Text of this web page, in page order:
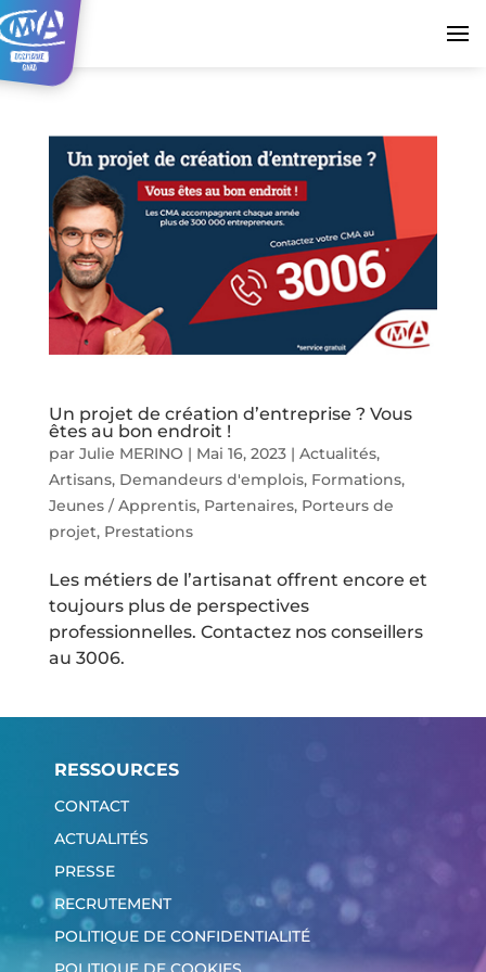
Un projet de création d’entreprise ? Vous
êtes au bon endroit !
par Julie MERINO | Mai 16, 2023| Actualités,
Artisans, Demandeurs d'emplois, Formations,
Jeunes / Apprentis, Partenaires, Porteurs de
projet, Prestations
Les métiers de l’artisanat offrent encore et
toujours plus de perspectives
professionnelles. Contactez nos conseillers
au 3006.
RESSOURCES
CONTACT
ACTUALITÉS
PRESSE
RECRUTEMENT
POLITIQUE DE CONFIDENTIALITÉ